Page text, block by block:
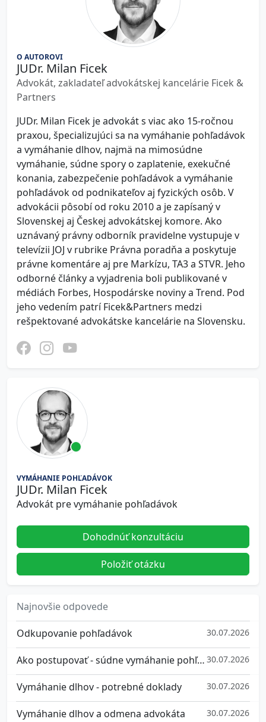
O AUTOROVI
JUDr. Milan Ficek
Advokát, zakladateľ advokátskej kancelárie Ficek &
Partners
JUDr. Milan Ficek je advokát s viac ako 15-ročnou
praxou, špecializujúci sa na vymáhanie pohľadávok
a vymáhanie dlhov, najmä na mimosúdne
vymáhanie, súdne spory o zaplatenie, exekučné
konania, zabezpečenie pohľadávok a vymáhanie
pohľadávok od podnikateľov aj fyzických osôb. V
advokácii pôsobí od roku 2010 a je zapísaný v
Slovenskej aj Českej advokátskej komore. Ako
uznávaný právny odborník pravidelne vystupuje v
televízii JOJ v rubrike Právna poradňa a poskytuje
právne komentáre aj pre Markízu, TA3 a STVR. Jeho
odborné články a vyjadrenia boli publikované v
médiách Forbes, Hospodárske noviny a Trend. Pod
jeho vedením patrí Ficek&Partners medzi
rešpektované advokátske kancelárie na Slovensku.
VYMÁHANIE POHĽADÁVOK
JUDr. Milan Ficek
Advokát pre vymáhanie pohľadávok
Dohodnúť konzultáciu
Položiť otázku
Najnovšie odpovede
Odkupovanie pohľadávok 30.07.2026
Ako postupovať - súdne vymáhanie pohľadávok 30.07.2026
Vymáhanie dlhov - potrebné doklady 30.07.2026
Vymáhanie dlhov a odmena advokáta 30.07.2026